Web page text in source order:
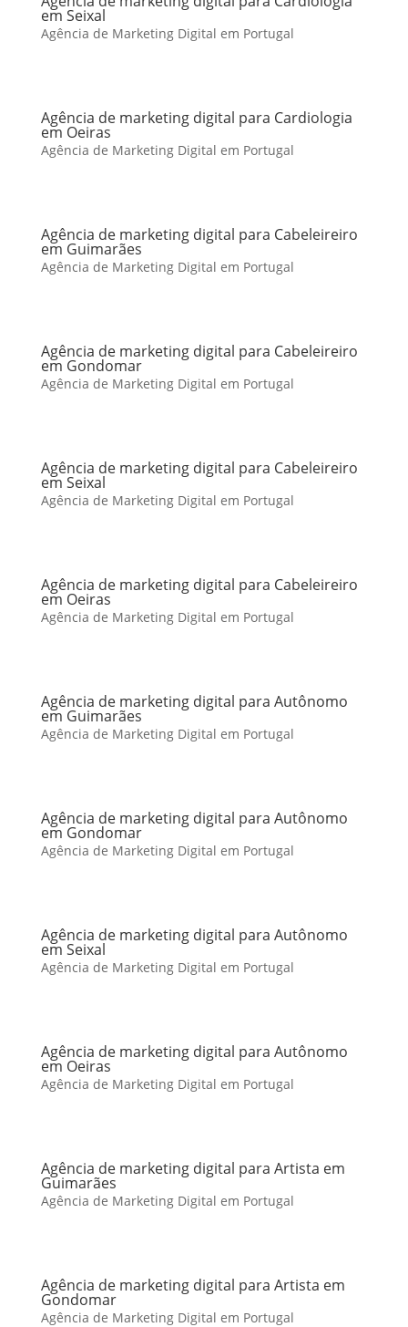
em Seixal
Agência de Marketing Digital em Portugal
Agência de marketing digital para Cardiologia
em Oeiras
Agência de Marketing Digital em Portugal
Agência de marketing digital para Cabeleireiro
em Guimarães
Agência de Marketing Digital em Portugal
Agência de marketing digital para Cabeleireiro
em Gondomar
Agência de Marketing Digital em Portugal
Agência de marketing digital para Cabeleireiro
em Seixal
Agência de Marketing Digital em Portugal
Agência de marketing digital para Cabeleireiro
em Oeiras
Agência de Marketing Digital em Portugal
Agência de marketing digital para Autônomo
em Guimarães
Agência de Marketing Digital em Portugal
Agência de marketing digital para Autônomo
em Gondomar
Agência de Marketing Digital em Portugal
Agência de marketing digital para Autônomo
em Seixal
Agência de Marketing Digital em Portugal
Agência de marketing digital para Autônomo
em Oeiras
Agência de Marketing Digital em Portugal
Agência de marketing digital para Artista em
Guimarães
Agência de Marketing Digital em Portugal
Agência de marketing digital para Artista em
Gondomar
Agência de Marketing Digital em Portugal